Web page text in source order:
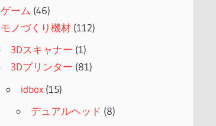
ゲーム (46)
モノづくり機材(112)
3Dスキャナー (1)
3Dプリンター (81)
idbox(15)
デュアルヘッド (8)